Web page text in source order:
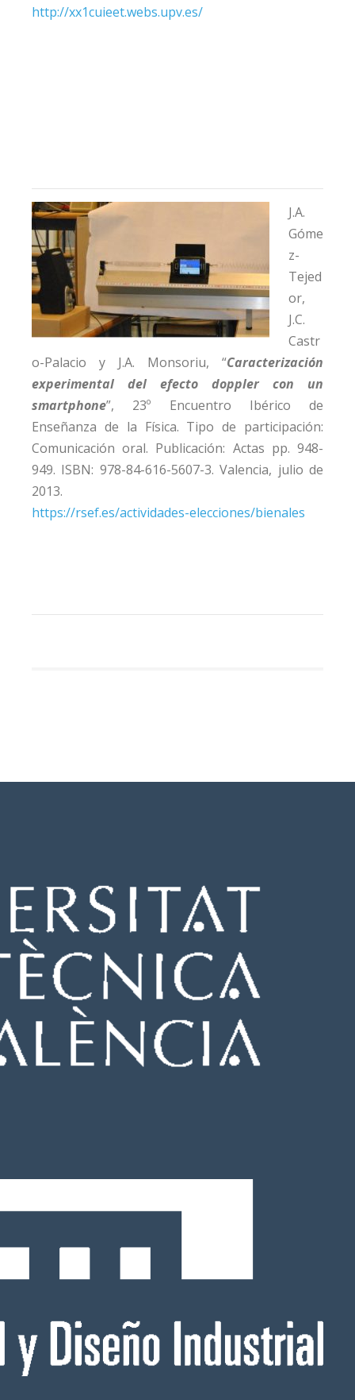
http://xx1cuieet.webs.upv.es/
J.A.
Góme
z-
Tejed
or,
J.C.
Castr
o-Palacio y J.A. Monsoriu, “Caracterización
experimental del efecto doppler con un
smartphone”, 23º Encuentro Ibérico de
Enseñanza de la Física. Tipo de participación:
Comunicación oral. Publicación: Actas pp. 948-
949. ISBN: 978-84-616-5607-3. Valencia, julio de
2013.
https://rsef.es/actividades-elecciones/bienales